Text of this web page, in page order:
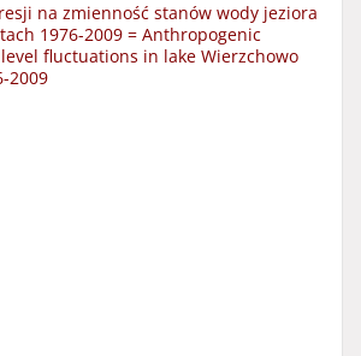
na zmienność stanów wody jeziora
1976-2009 = Anthropogenic
fluctuations in lake Wierzchowo
2009